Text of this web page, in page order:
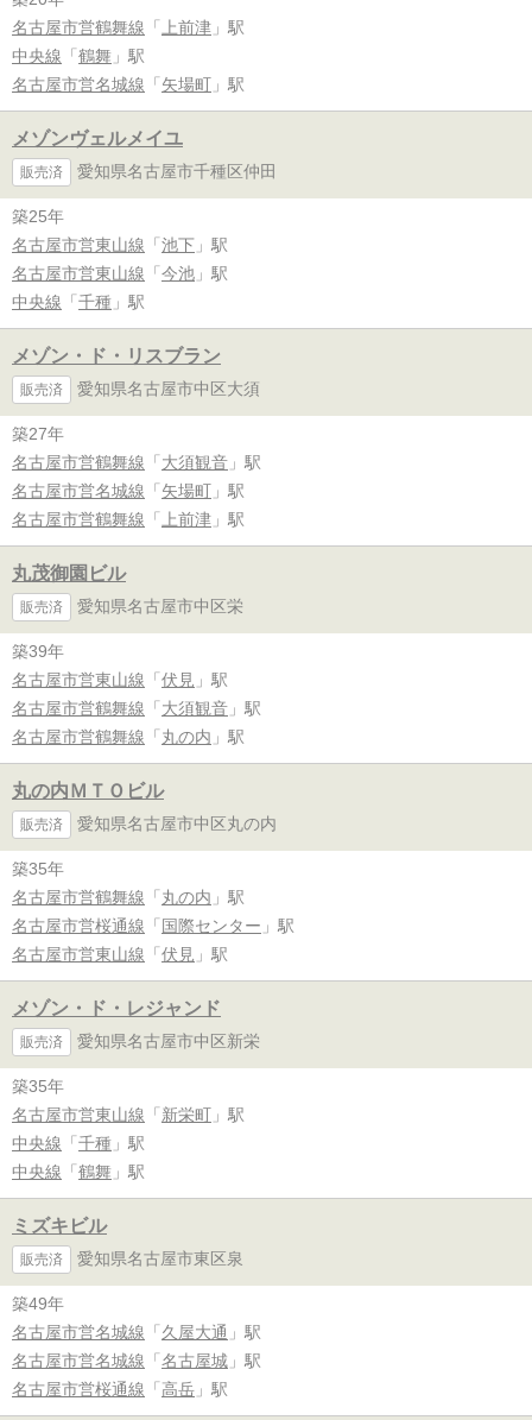
名古屋市営鶴舞線 「 上前津 」駅
中央線 「 鶴舞 」駅
名古屋市営名城線 「 矢場町 」駅
メゾンヴェルメイユ
販売済 愛知県名古屋市千種区仲田
築25年
名古屋市営東山線 「 池下 」駅
名古屋市営東山線 「 今池 」駅
中央線 「 千種 」駅
メゾン・ド・リスブラン
販売済 愛知県名古屋市中区大須
築27年
名古屋市営鶴舞線 「 大須観音 」駅
名古屋市営名城線 「 矢場町 」駅
名古屋市営鶴舞線 「 上前津 」駅
丸茂御園ビル
販売済 愛知県名古屋市中区栄
築39年
名古屋市営東山線 「 伏見 」駅
名古屋市営鶴舞線 「 大須観音 」駅
名古屋市営鶴舞線 「 丸の内 」駅
丸の内ＭＴＯビル
販売済 愛知県名古屋市中区丸の内
築35年
名古屋市営鶴舞線 「 丸の内 」駅
名古屋市営桜通線 「 国際センター 」駅
名古屋市営東山線 「 伏見 」駅
メゾン・ド・レジャンド
販売済 愛知県名古屋市中区新栄
築35年
名古屋市営東山線 「 新栄町 」駅
中央線 「 千種 」駅
中央線 「 鶴舞 」駅
ミズキビル
販売済 愛知県名古屋市東区泉
築49年
名古屋市営名城線 「 久屋大通 」駅
名古屋市営名城線 「 名古屋城 」駅
名古屋市営桜通線 「 高岳 」駅